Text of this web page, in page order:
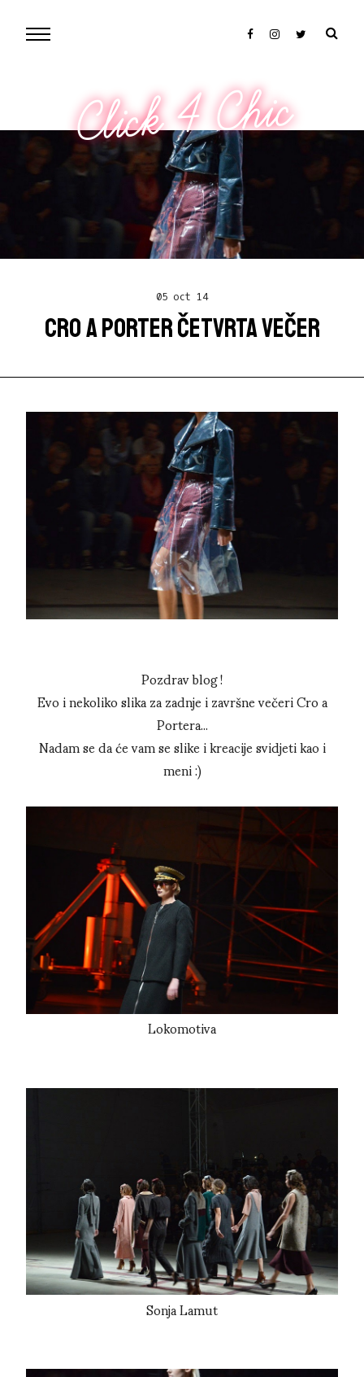
Click 4 Chic
05 oct 14
CRO A PORTER ČETVRTA VEČER
Pozdrav blog !
Evo i nekoliko slika za zadnje i završne večeri Cro a
Portera...
Nadam se da će vam se slike i kreacije svidjeti kao i
meni :)
Lokomotiva
Sonja Lamut